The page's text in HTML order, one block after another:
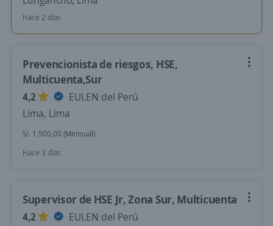
Hace 2 días
Prevencionista de riesgos, HSE,
Multicuenta,Sur
4,2
EULEN del Perú
Lima, Lima
S/. 1.500,00 (Mensual)
Hace 3 días
Supervisor de HSE Jr, Zona Sur, Multicuenta
4,2
EULEN del Perú